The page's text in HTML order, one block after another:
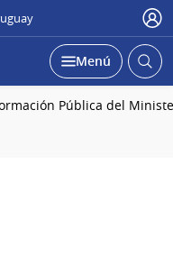
Desplegar
Menú Abrir
Pública del